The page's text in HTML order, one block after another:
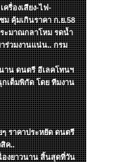
รื่องเสียง-ไฟ-
ม คุ้มเกินราคา ก.ย.58
ะมาณกลาโหม รดน้ำ
ร่วมงานแน่น.. กรม
าน ดนตรี อีเลคโทนฯ
กเต็มพิกัด โดย ทีมงาน
ๆ ราคาประหยัด ดนตรี
สิค..
องยาวนาน สิ้นสุดที่วัน